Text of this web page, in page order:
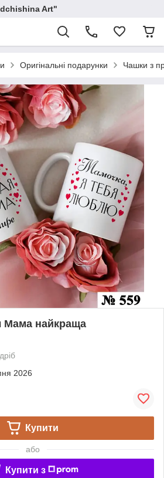
Art"
Оригінальні подарунки Чашки з
Мама найкраща
2026
Купити
або
Купити з